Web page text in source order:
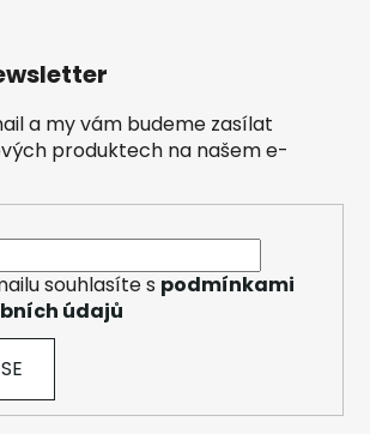
a my vám budeme zasílat
produktech na našem e-
souhlasíte s podmínkami
údajů